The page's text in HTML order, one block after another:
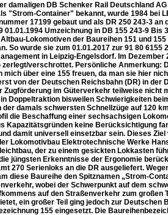
damaligen DB Schenker Rail Deutschland
"Strom-Container" bekannt, wurde 1984 bei
17199 gebaut und als DR 250 243-3
01.01.1994 Umzeichnung in DB 155 243-9
Lokomotiven der Baureihen 151 und
So wurde sie zum 01.01.2017 zur 91 80
in Leipzig-Engelsdorf. Im
verschrottet. Persönliche Anmerkung:
mich über eine 155 freuen, da man sie hier
von der Deutschen Reichsbahn (DR) in der
im Güterverkehr teilweise nicht
Doppeltraktion bisweilen Schwierigkeiten
der damals schwersten Schnellzüge auf 120
die Beschaffung einer sechsachsigen
Kapazitätsgründen keine Berücksichtigung
damit universell einsetzbar sein. Dieses
Lokomotivbau Elektrotechnische Werke
der zu einem gesickten Lokkasten
jüngsten Erkenntnisse der Ergonomie
270 Serienloks an die DR ausgeliefert.
diese Baureihe den Spitznamen „Strom-
wobei der Schwerpunkt auf dem
auf den Straßenverkehr zum
ein großer Teil ging jedoch zur
155 eingesetzt. Die